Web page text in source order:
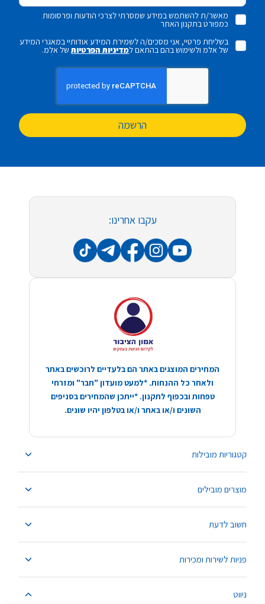
מאשר/ת להשתמש במידע שמסרתי לצרכי הודעות ופרסומות
כמפורט בתקנון האתר
בשליחת פרטיי, אני מסכים/ה לשמירת המידע אודותיי במאגרי המידע
של אלמ ולשימוש בהם בהתאם למדיניות הפרטיותשל אלמ.
הרשמה
קטגוריות מובילות
מוצרים מובילים
חשוב לדעת
פניות לשירות ומכירות
ניווט
עקבו אחרינו:
המחירים המוצגים באתר הם בלעדיים לרוכשים באתר
ולאחר כל ההנחות. *למעט מועדון "חבר" ומזרחי
טפחות ובכפוף לתקנון. *ייתכן שהמחירים בסניפים
השונים ו/או באתר ו/או בטלפון יהיו שונים.